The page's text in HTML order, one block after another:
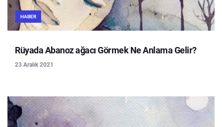
HABER
Rüyada Abanoz ağacı Görmek Ne Anlama Gelir?
23 Aralık 2021